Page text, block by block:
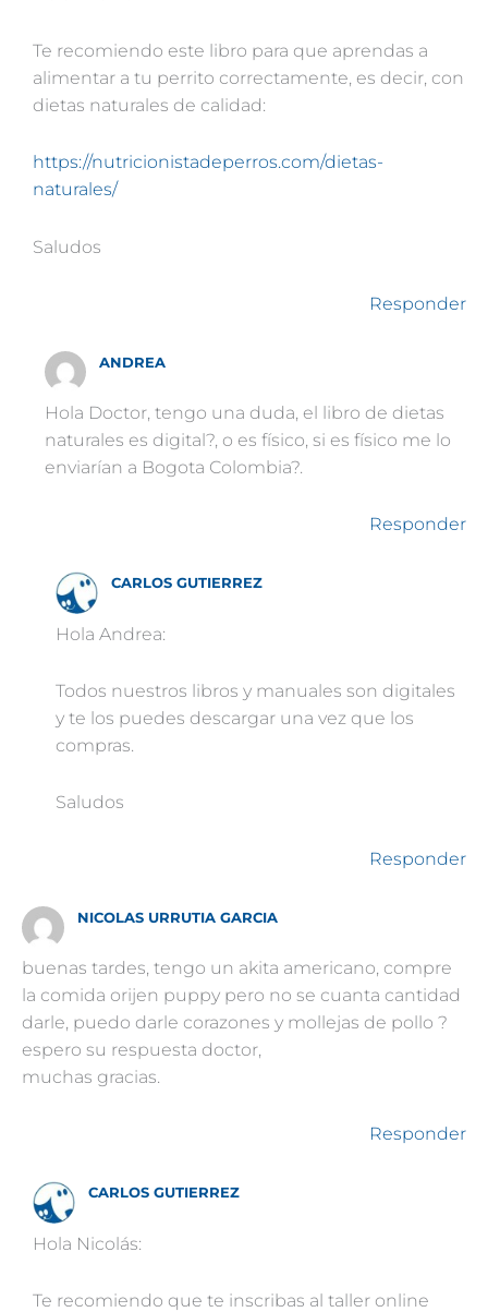
Te recomiendo este libro para que aprendas a
alimentar a tu perrito correctamente, es decir, con
dietas naturales de calidad:
https://nutricionistadeperros.com/dietas-
naturales/
Saludos
Responder
ANDREA
Hola Doctor, tengo una duda, el libro de dietas
naturales es digital?, o es físico, si es físico me lo
enviarían a Bogota Colombia?.
Responder
CARLOS GUTIERREZ
Hola Andrea:
Todos nuestros libros y manuales son digitales
y te los puedes descargar una vez que los
compras.
Saludos
Responder
NICOLAS URRUTIA GARCIA
buenas tardes, tengo un akita americano, compre
la comida orijen puppy pero no se cuanta cantidad
darle, puedo darle corazones y mollejas de pollo ?
espero su respuesta doctor,
muchas gracias.
Responder
CARLOS GUTIERREZ
Hola Nicolás:
Te recomiendo que te inscribas al taller online